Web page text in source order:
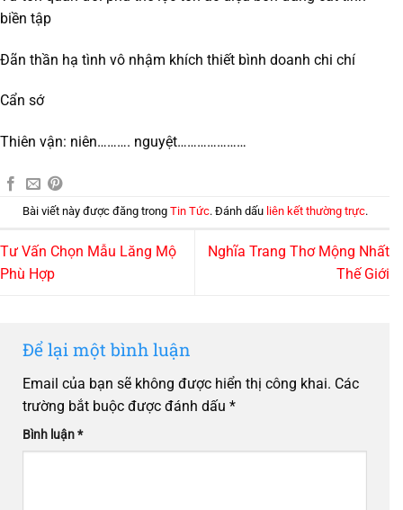
biền tập
Đãn thần hạ tình vô nhậm khích thiết bình doanh chi chí
Cẩn sớ
Thiên vận: niên………. nguyệt…………………
Bài viết này được đăng trong Tin Tức. Đánh dấu liên kết thường trực.
Tư Vấn Chọn Mẫu Lăng Mộ
Phù Hợp
Nghĩa Trang Thơ Mộng Nhất
Thế Giới
Để lại một bình luận
Email của bạn sẽ không được hiển thị công khai. Các
trường bắt buộc được đánh dấu *
Bình luận*